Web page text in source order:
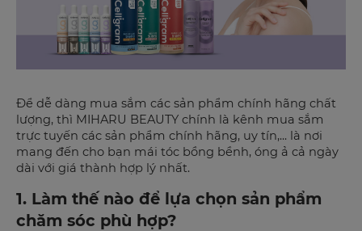
Để dễ dàng mua sắm các sản phẩm chính hãng chất
lượng, thì MIHARU BEAUTY chính là kênh mua sắm
trực tuyến các sản phẩm chính hãng, uy tín,... là nơi
mang đến cho bạn mái tóc bồng bềnh, óng ả cả ngày
dài với giá thành hợp lý nhất.
1. Làm thế nào để lựa chọn sản phẩm
chăm sóc phù hợp?